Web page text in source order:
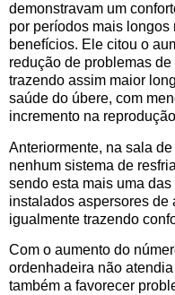
demonstravam um
por períodos mais
benefícios. Ele citou o
redução de problemas
trazendo assim maior
saúde do úbere, com
incremento na
Anteriormente, na sala
nenhum sistema de
sendo esta mais uma
instalados aspersores de
igualmente trazendo
Com o aumento do
ordenhadeira não
também a favorecer